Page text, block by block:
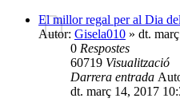
El millor regal per al Dia
Autor: Gisela010 » dt.
0 Respostes
60719 Visualització
Darrera entrada
dt. març 14, 2017